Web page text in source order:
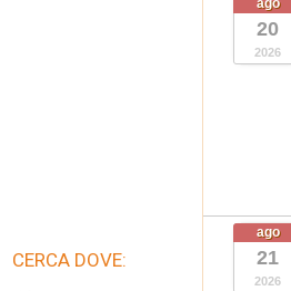
ago
20
2026
ago
21
2026
CERCA DOVE: